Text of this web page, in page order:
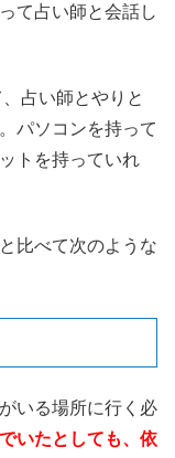
て占い師と会話し
占い師とやりと
パソコンを持って
トを持っていれ
比べて次のような
いる場所に行く必
いたとしても、依